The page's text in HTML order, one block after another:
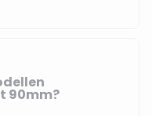
90mm?